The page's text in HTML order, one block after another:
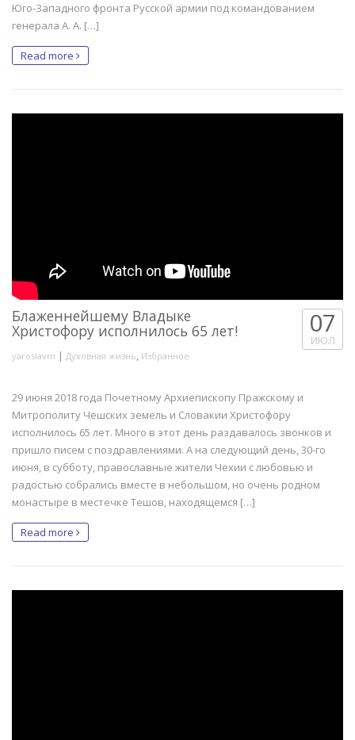
Юго-Западного фронта Русской армии под командованием
генерала А. А. […]
Read more
Блаженнейшему Владыке
Христофору исполнилось 65 лет!
yaroslavm | Духовная жизнь Избранное
07
ИЮЛ
29 июня 2018 года Почетному Архиепископу Пражскому и
Митрополиту Чешских земель и Словакии Христофору
исполнилось 65 лет. Много в этот день раздавалось звонков и
пришло писем с поздравлениями. А на следующий день, 30-го
июня, в субботу, православные жители Чехии с любовью и
радостью собрались вместе в небольшом, но очень родном
монастыре в местечке Тешов, находящемся […]
Read more